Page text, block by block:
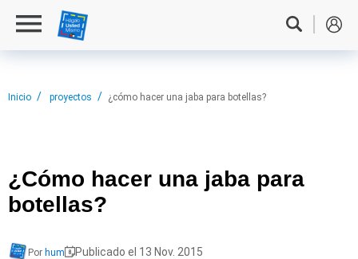
Inicio proyectos ¿cómo hacer una jaba para botellas?
¿Cómo hacer una jaba para
botellas?
Por hum Publicado el 13 Nov. 2015